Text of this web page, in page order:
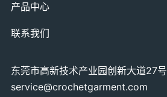
产品中心
联系我们
东莞市高新技术产业园创新大道27号
service@crochetgarment.com